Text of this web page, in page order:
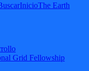
InicioThe Earth
Grid Fellowship